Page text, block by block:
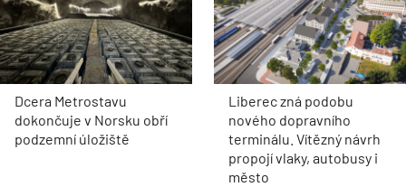
Dcera Metrostavu
dokončuje v Norsku obří
podzemní úložiště
Liberec zná podobu
nového dopravního
terminálu. Vítězný návrh
propojí vlaky, autobusy i
město